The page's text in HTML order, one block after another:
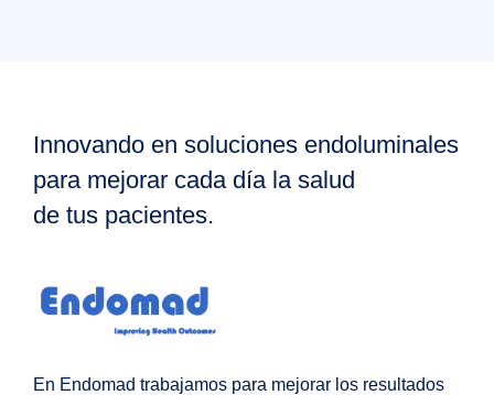
Innovando en soluciones endoluminales
para mejorar cada día la salud
de tus pacientes.
En Endomad trabajamos para mejorar los resultados